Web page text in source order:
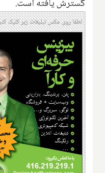
گسترش یافته است.
لطفا روی عکس تبلیغات زیر کلیک